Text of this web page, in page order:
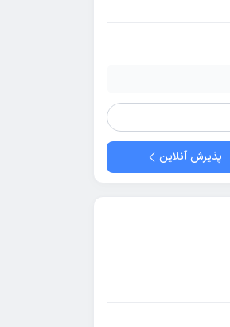
پذیرش آنلاین